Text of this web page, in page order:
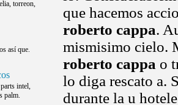
torreon,
así que.
intel,
palm.
que hacemos
roberto cappa.
mismisimo cielo.
roberto cappa o
lo diga rescato a.
durante la u